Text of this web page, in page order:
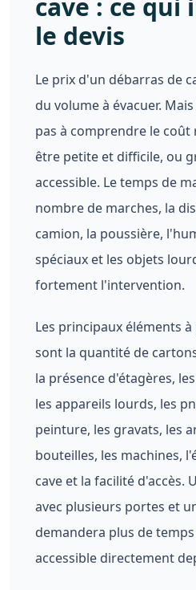
cave : ce qui
le devis
Le prix d'un débarras de
du volume à évacuer.
pas à comprendre le coût
être petite et difficile, ou
accessible. Le temps de
nombre de marches, la
camion, la poussière,
spéciaux et les objets
fortement l'intervention.
Les principaux éléments
sont la quantité de
la présence d'étagères,
les appareils lourds, les
peinture, les gravats, les
bouteilles, les machines,
cave et la facilité d'accès.
avec plusieurs portes et
demandera plus de
accessible directement